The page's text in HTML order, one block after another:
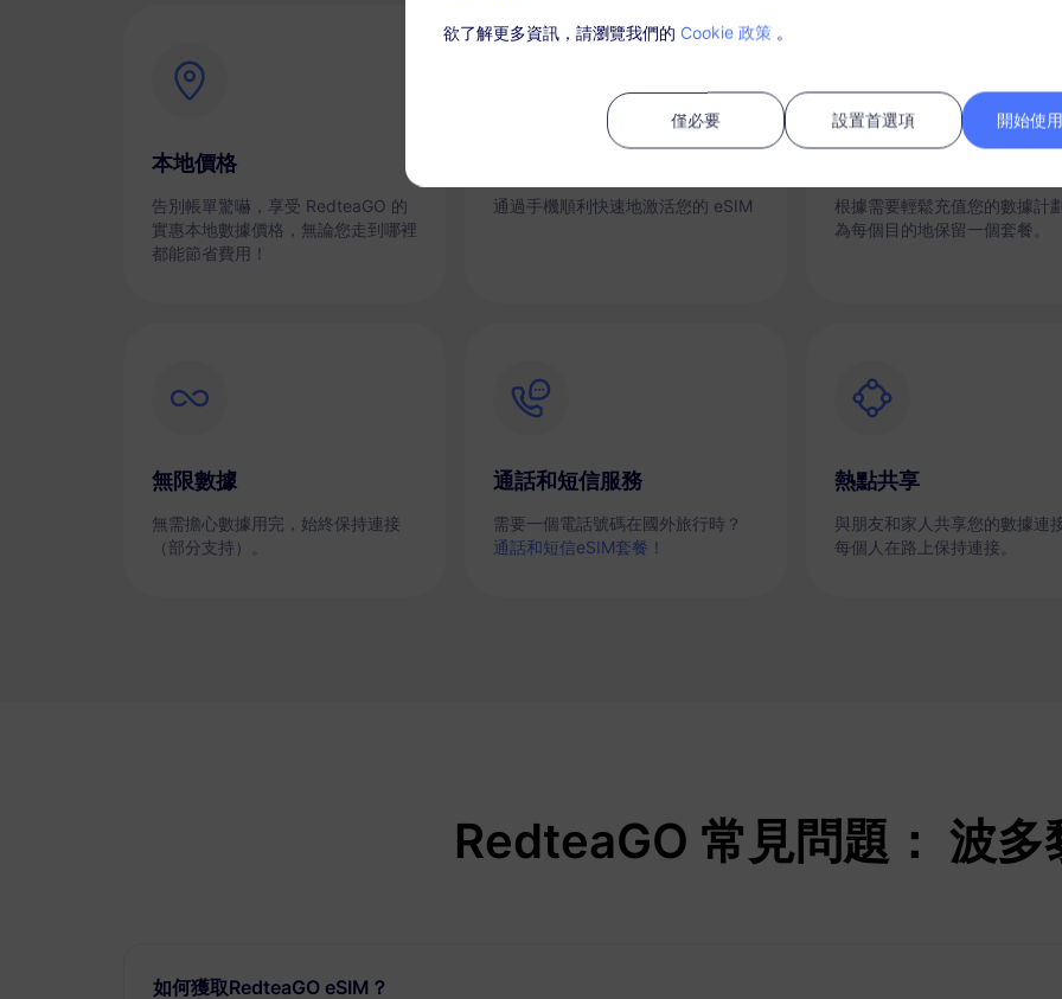
本地價格
告別帳單驚嚇，享受 RedteaGO 的
實惠本地數據價格，無論您走到哪裡
都能節省費用！
通過手機順利快速地激活您的 eSIM
根據需要輕鬆充值您的數據計
為每個目的地保留一個套餐。
無限數據
無需擔心數據用完，始終保持連接
（部分支持）。
通話和短信服務
需要一個電話號碼在國外旅行時？
通話和短信eSIM套餐！
熱點共享
與朋友和家人共享您的數據連
每個人在路上保持連接。
RedteaGO 常見問題： 波多
如何獲取RedteaGO eSIM？
欲了解更多資訊，請瀏覽我們的 Cookie 政策 。
僅必要 設置首選項 開始使